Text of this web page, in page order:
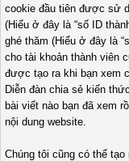
cookie đầu tiên được sử
(Hiểu ở đây là “số ID
ghé thăm (Hiểu ở đây là
cho tài khoản thành viên
được tạo ra khi bạn xem
Diễn đàn chia sẻ kiến
bài viết nào bạn đã xem
nội dung website.
Chúng tôi cũng có thể